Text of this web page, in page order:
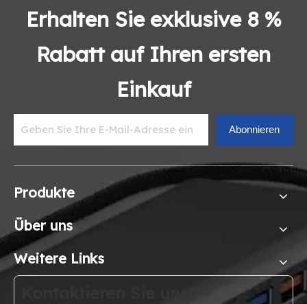
Erhalten Sie exklusive 8 %
Rabatt auf Ihren ersten
Einkauf
Abonnieren
Produkte
Über uns
Weitere Links